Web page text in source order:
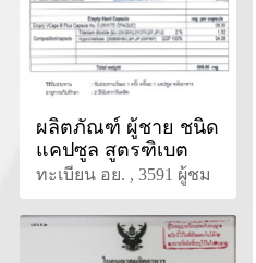
ผลิตภัณฑ์ ผู้ชาย ชนิด
แคปซูล สูตรฑิเบต
ทะเบียน อย. , 3591 ผู้ชม